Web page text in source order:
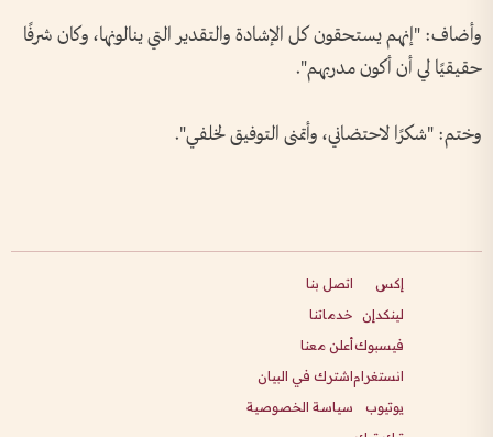
وأضاف: "إنهم يستحقون كل الإشادة والتقدير التي ينالونها، وكان شرفًا
حقيقيًا لي أن أكون مدربهم".
وختم: "شكرًا لاحتضاني، وأتمنى التوفيق لخلفي".
إكس
لينكدإن
فيسبوك
انستغرام
يوتيوب
اتصل بنا
خدماتنا
أعلن معنا
اشترك في البيان
سياسة الخصوصية